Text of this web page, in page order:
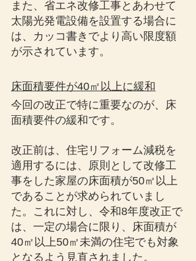
また、省エネ改修工事とあわせて
太陽光発電設備を設置する場合に
は、カッコ書きでより高い限度額
が示されています。
床面積要件が40㎡以上に緩和
今回の改正で特に重要なのが、床
面積要件の緩和です。
改正前は、住宅リフォーム減税を
適用するには、原則として改修工
事をした家屋の床面積が50㎡以上
であることが求められていまし
た。これに対し、令和8年度改正で
は、一定の場合に限り、床面積が
40㎡以上50㎡未満の住宅でも対象
となるよう見直されました。